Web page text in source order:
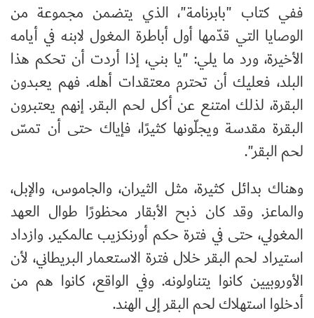
ففي كتاب "بابرنامة"، الذي يتضمن مجموعة من
الوصايا التي قدّمها أول أباطرة المغول لابنه في أيامه
الأخيرة، ورد ما يلي: "يا بني، إذا أردت أن تحكم هذا
البلد، فعليك أن تحترم معتقدات أهله. فهم يعبدون
البقرة، لذلك امتنع عن أكل لحم البقر. إنهم يعتبرون
البقرة مقدسة ويجلّونها كثيرًا، فإياك حتى أن تمسّ
لحم البقر".
وهناك بدائل كثيرة، مثل الثيران، والجاموس، والإبل،
والماعز. وقد كان ذبح الأبقار محظورًا طوال العهد
المغولي، حتى في فترة حكم أورنكزيب عالمكير. وازداد
استيراد لحم البقر خلال فترة الاستعمار البريطاني، لأن
الأوروبيين كانوا يتناولونه. وفي الواقع، كانوا هم من
أدخلوا استهلاك لحم البقر إلى الهند.